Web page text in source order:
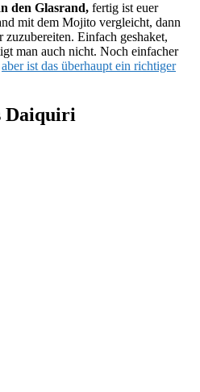
den Glasrand, fertig ist euer
mit dem Mojito vergleicht, dann
Einfach geshaket,
man auch nicht. Noch einfacher
aber ist das überhaupt ein richtiger
Daiquiri